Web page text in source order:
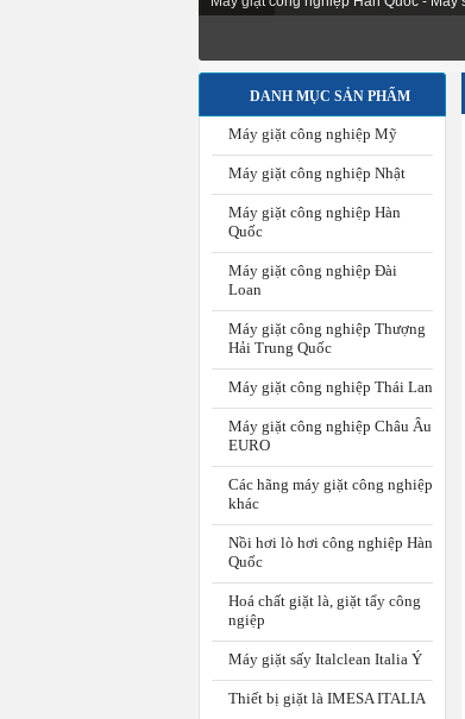
DANH MỤC SẢN PHẨM
Máy giặt công nghiệp Mỹ
Máy giặt công nghiệp Nhật
Máy giặt công nghiệp Hàn
Quốc
Máy giặt công nghiệp Đài
Loan
Máy giặt công nghiệp Thượng
Hải Trung Quốc
Máy giặt công nghiệp Thái Lan
Máy giặt công nghiệp Châu Âu
EURO
Các hãng máy giặt công nghiệp
khác
Nồi hơi lò hơi công nghiệp Hàn
Quốc
Hoá chất giặt là, giặt tẩy công
ngiệp
Máy giặt sấy Italclean Italia Ý
Thiết bị giặt là IMESA ITALIA